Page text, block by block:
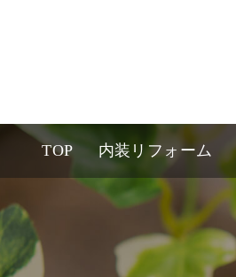
TOP 内装リフォーム